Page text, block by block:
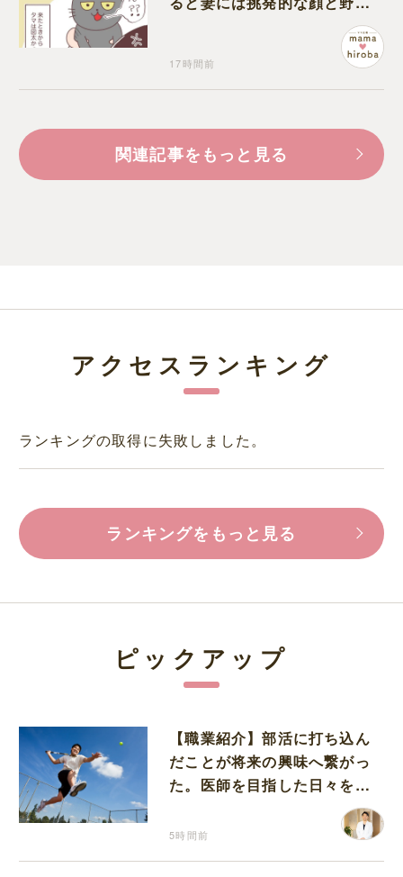
17時間前
関連記事をもっと見る
アクセスランキング
ランキングの取得に失敗しました。
ランキングをもっと見る
ピックアップ
【職業紹介】部活に打ち込ん
だことが将来の興味へ繋がっ
た。医師を目指した日々を振
5時間前